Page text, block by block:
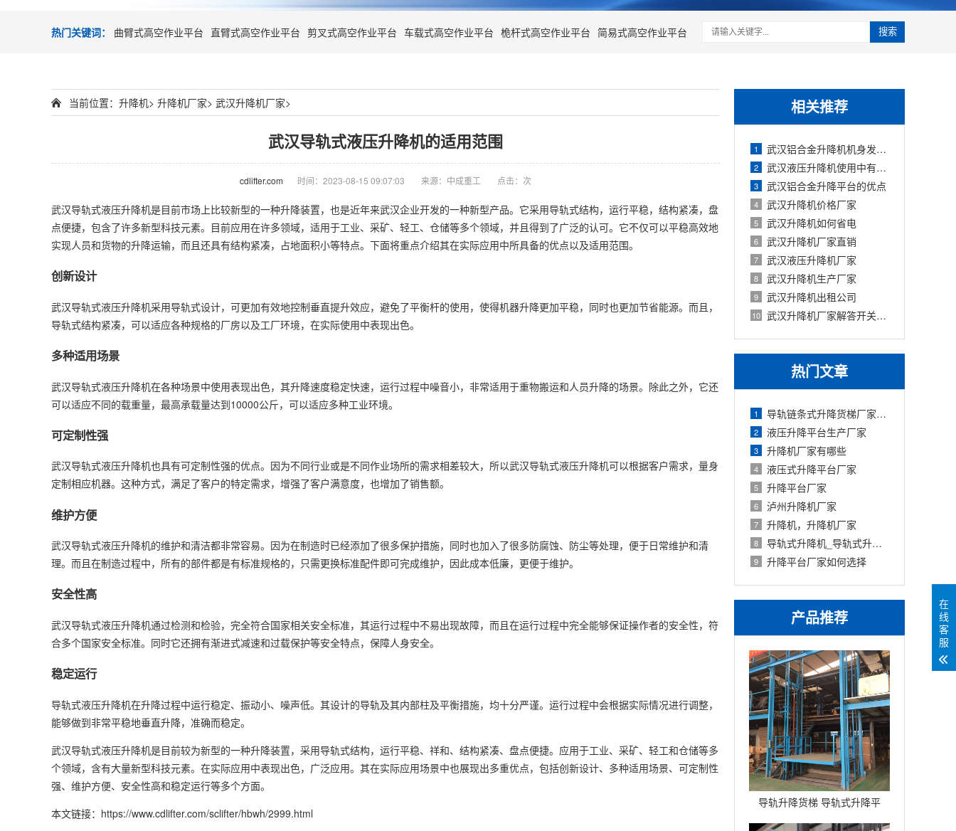
热门关键词： 曲臂式高空作业平台 直臂式高空作业平台 剪叉式高空作业平台 车载式高空作业平台 桅杆式高空作业平台 简易式高空作业平台 搜索
相关推荐
1 武汉铝合金升降机机身发热的原因
2 武汉液压升降机使用中有哪些干扰因素
3 武汉铝合金升降平台的优点
4 武汉升降机价格厂家
5 武汉升降机如何省电
6 武汉升降机厂家直销
7 武汉液压升降机厂家
8 武汉升降机生产厂家
9 武汉升降机出租公司
10 武汉升降机厂家解答开关失灵的原因
热门文章
1 导轨链条式升降货梯厂家定制
2 液压升降平台生产厂家
3 升降机厂家有哪些
4 液压式升降平台厂家
5 升降平台厂家
6 泸州升降机厂家
7 升降机，升降机厂家
8 导轨式升降机_导轨式升降平台厂家
9 升降平台厂家如何选择
产品推荐
导轨升降货梯 导轨式升降平
台
当前位置： 升降机> 升降机厂家> 武汉升降机厂家>
武汉导轨式液压升降机的适用范围
cdlifter.com 时间：2023-08-15 09:07:03 来源：中成重工 点击： 次
武汉导轨式液压升降机是目前市场上比较新型的一种升降装置，也是近年来武汉企业开发的一种新型产品。它采用导轨式结构，运行平稳，结构紧凑，盘
点便捷，包含了许多新型科技元素。目前应用在许多领域，适用于工业、采矿、轻工、仓储等多个领域，并且得到了广泛的认可。它不仅可以平稳高效地
实现人员和货物的升降运输，而且还具有结构紧凑，占地面积小等特点。下面将重点介绍其在实际应用中所具备的优点以及适用范围。
创新设计
武汉导轨式液压升降机采用导轨式设计，可更加有效地控制垂直提升效应，避免了平衡杆的使用，使得机器升降更加平稳，同时也更加节省能源。而且，
导轨式结构紧凑，可以适应各种规格的厂房以及工厂环境，在实际使用中表现出色。
多种适用场景
武汉导轨式液压升降机在各种场景中使用表现出色，其升降速度稳定快速，运行过程中噪音小，非常适用于重物搬运和人员升降的场景。除此之外，它还
可以适应不同的载重量，最高承载量达到10000公斤，可以适应多种工业环境。
可定制性强
武汉导轨式液压升降机也具有可定制性强的优点。因为不同行业或是不同作业场所的需求相差较大，所以武汉导轨式液压升降机可以根据客户需求，量身
定制相应机器。这种方式，满足了客户的特定需求，增强了客户满意度，也增加了销售额。
维护方便
武汉导轨式液压升降机的维护和清洁都非常容易。因为在制造时已经添加了很多保护措施，同时也加入了很多防腐蚀、防尘等处理，便于日常维护和清
理。而且在制造过程中，所有的部件都是有标准规格的，只需更换标准配件即可完成维护，因此成本低廉，更便于维护。
安全性高
武汉导轨式液压升降机通过检测和检验，完全符合国家相关安全标准，其运行过程中不易出现故障，而且在运行过程中完全能够保证操作者的安全性，符
合多个国家安全标准。同时它还拥有渐进式减速和过载保护等安全特点，保障人身安全。
稳定运行
导轨式液压升降机在升降过程中运行稳定、振动小、噪声低。其设计的导轨及其内部柱及平衡措施，均十分严谨。运行过程中会根据实际情况进行调整，
能够做到非常平稳地垂直升降，准确而稳定。
武汉导轨式液压升降机是目前较为新型的一种升降装置，采用导轨式结构，运行平稳、祥和、结构紧凑、盘点便捷。应用于工业、采矿、轻工和仓储等多
个领域，含有大量新型科技元素。在实际应用中表现出色，广泛应用。其在实际应用场景中也展现出多重优点，包括创新设计、多种适用场景、可定制性
强、维护方便、安全性高和稳定运行等多个方面。
本文链接：https://www.cdlifter.com/sclifter/hbwh/2999.html
在
线
客
服